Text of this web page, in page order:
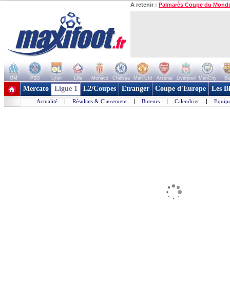
A retenir : Palmarès Coupe du
OM PSG Lyon Lille Monaco Chelsea Man Utd Arsenal Liverpool ManCity
+ de clubs
Mercato Ligue 1 L2/Coupes Etranger Coupe d'Europe Les
Actualité | Résultats & Classement | Buteurs | Calendrier |